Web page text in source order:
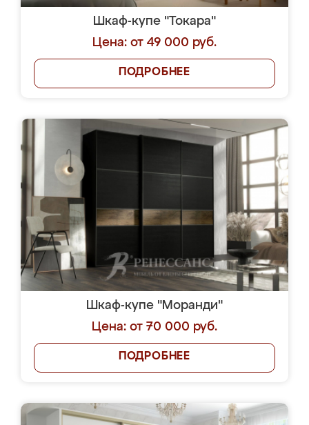
Шкаф-купе "Токара"
Цена: от 49 000 руб.
ПОДРОБНЕЕ
Шкаф-купе "Моранди"
Цена: от 70 000 руб.
ПОДРОБНЕЕ